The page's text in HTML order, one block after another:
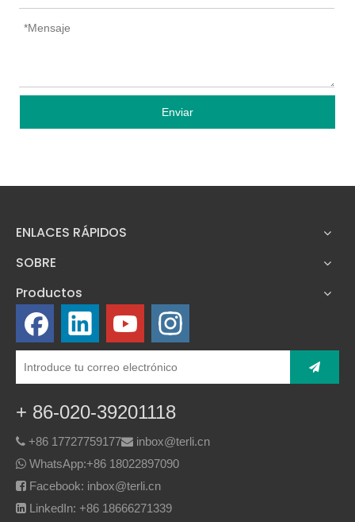
Enviar
ENLACES RÁPIDOS
SOBRE
Productos
+ 86-020-39201118
 +86 17727759177 inbox@terli.cn
 WhatsApp:+86 18022897090
 Facebook: inbox@terli.cn
 LinkedIn: +86 18666271339